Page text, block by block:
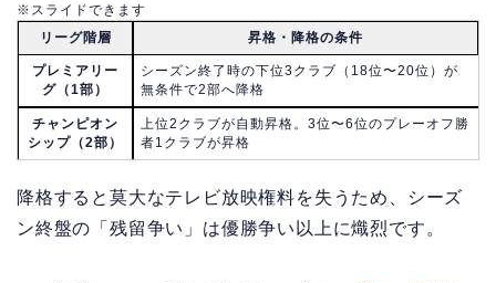
※スライドできます
リーグ階層
昇格・降格の条件
プレミアリー
グ（1部）
シーズン終了時の下位3クラブ（18位〜20位）が
無条件で2部へ降格
チャンピオン
シップ（2部）
上位2クラブが自動昇格。3位〜6位のプレーオフ勝
者1クラブが昇格
降格すると莫大なテレビ放映権料を失うため、シーズ
ン終盤の「残留争い」は優勝争い以上に熾烈です。